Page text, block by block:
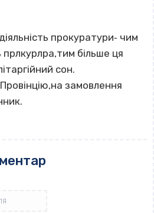
прокуратури‐ чим
більше ця
сон.
замовлення